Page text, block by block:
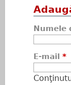
Numele
E-mail *